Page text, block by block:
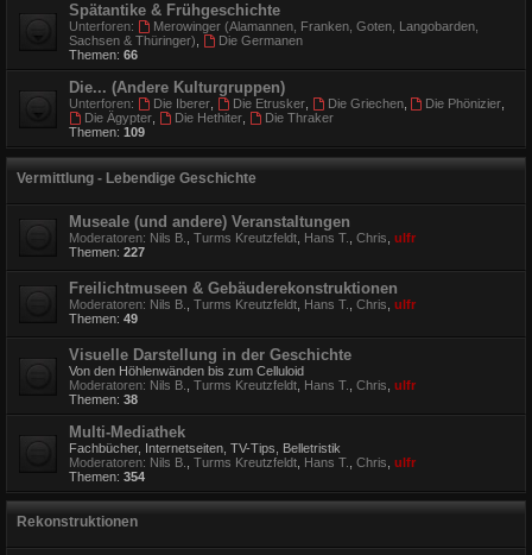
Spätantike & Frühgeschichte
Unterforen:
Merowinger (Alamannen, Franken, Goten, Langobarden,
Sachsen & Thüringer)
Die Germanen
Themen: 66
Die... (Andere Kulturgruppen)
Unterforen: Die Iberer, Die Etrusker, Die Griechen, Die Phönizier
Die Ägypter, Die Hethiter,
Die Thraker
Themen: 109
Vermittlung - Lebendige Geschichte
Museale (und andere) Veranstaltungen
Moderatoren: Nils B. Turms Kreutzfeldt Hans T. Chris ulfr
Themen: 227
Freilichtmuseen & Gebäuderekonstruktionen
Moderatoren: Nils B. Turms Kreutzfeldt Hans T. Chris ulfr
Themen: 49
Visuelle Darstellung in der Geschichte
Von den Höhlenwänden bis zum Celluloid
Moderatoren: Nils B. Turms Kreutzfeldt Hans T. Chris ulfr
Themen: 38
Multi-Mediathek
Fachbücher, Internetseiten, TV-Tips, Belletristik
Moderatoren: Nils B. Turms Kreutzfeldt Hans T. Chris ulfr
Themen: 354
Rekonstruktionen